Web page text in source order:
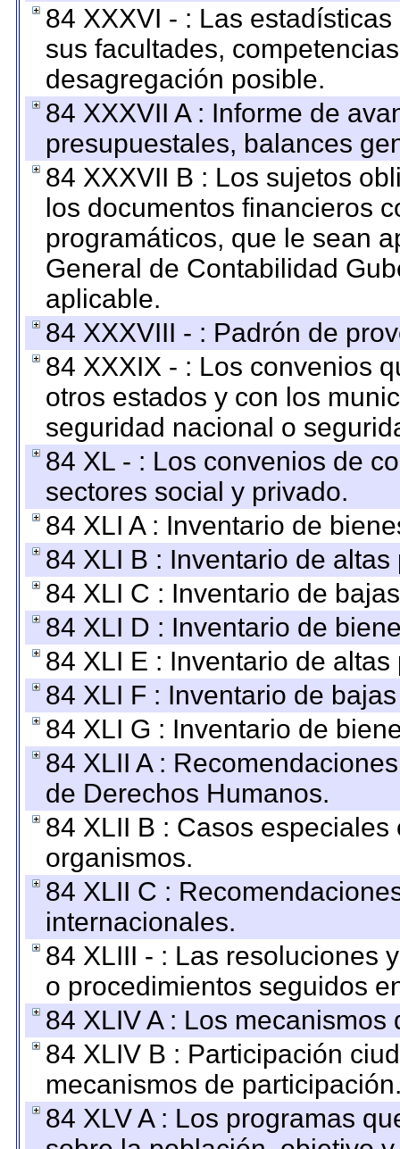
84 XXXVI - : Las
sus facultades,
desagregación posible.
84 XXXVII A : Informe de
presupuestales, balances
84 XXXVII B : Los sujetos
los documentos financieros
programáticos, que le sean
General de Contabilidad
aplicable.
84 XXXVIII - : Padrón de
84 XXXIX - : Los convenios
otros estados y con los
seguridad nacional o
84 XL - : Los convenios de
sectores social y privado.
84 XLI A : Inventario de
84 XLI B : Inventario de
84 XLI C : Inventario de
84 XLI D : Inventario de
84 XLI E : Inventario de
84 XLI F : Inventario de
84 XLI G : Inventario de
84 XLII A :
de Derechos Humanos.
84 XLII B : Casos
organismos.
84 XLII C :
internacionales.
84 XLIII - : Las resoluciones
o procedimientos seguidos
84 XLIV A : Los
84 XLIV B : Participación
mecanismos de
84 XLV A : Los programas